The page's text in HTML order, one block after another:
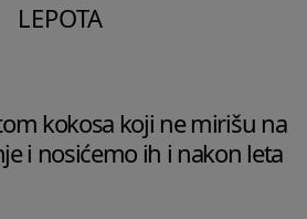
LEPOTA
kokosa koji ne mirišu na
i nosićemo ih i nakon leta